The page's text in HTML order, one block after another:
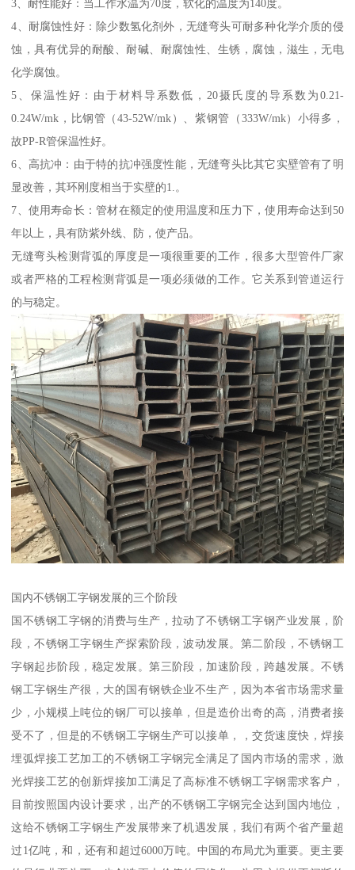
3、耐性能好：当工作水温为70度，软化的温度为140度。
4、耐腐蚀性好：除少数氢化剂外，无缝弯头可耐多种化学介质的侵
蚀，具有优异的耐酸、耐碱、耐腐蚀性、生锈，腐蚀，滋生，无电
化学腐蚀。
5、保温性好：由于材料导系数低，20摄氏度的导系数为0.21-
0.24W/mk，比钢管（43-52W/mk）、紫钢管（333W/mk）小得多，
故PP-R管保温性好。
6、高抗冲：由于特的抗冲强度性能，无缝弯头比其它实壁管有了明
显改善，其环刚度相当于实壁的1.。
7、使用寿命长：管材在额定的使用温度和压力下，使用寿命达到50
年以上，具有防紫外线、防，使产品。
无缝弯头检测背弧的厚度是一项很重要的工作，很多大型管件厂家
或者严格的工程检测背弧是一项必须做的工作。它关系到管道运行
的与稳定。
国内不锈钢工字钢发展的三个阶段
国不锈钢工字钢的消费与生产，拉动了不锈钢工字钢产业发展，阶
段，不锈钢工字钢生产探索阶段，波动发展。第二阶段，不锈钢工
字钢起步阶段，稳定发展。第三阶段，加速阶段，跨越发展。不锈
钢工字钢生产很，大的国有钢铁企业不生产，因为本省市场需求量
少，小规模上吨位的钢厂可以接单，但是造价出奇的高，消费者接
受不了，但是的不锈钢工字钢生产可以接单，，交货速度快，焊接
埋弧焊接工艺加工的不锈钢工字钢完全满足了国内市场的需求，激
光焊接工艺的创新焊接加工满足了高标准不锈钢工字钢需求客户，
目前按照国内设计要求，出产的不锈钢工字钢完全达到国内地位，
这给不锈钢工字钢生产发展带来了机遇发展，我们有两个省产量超
过1亿吨，和，还有和超过6000万吨。中国的布局尤为重要。更主要